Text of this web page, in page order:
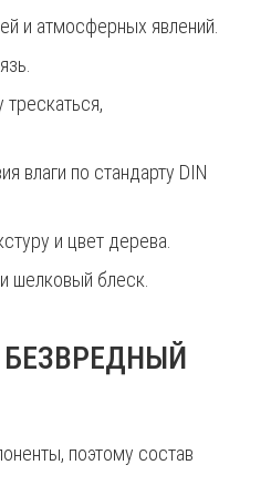
и атмосферных явлений.
влаги по стандарту DIN
и цвет дерева.
шелковый блеск.
поэтому состав